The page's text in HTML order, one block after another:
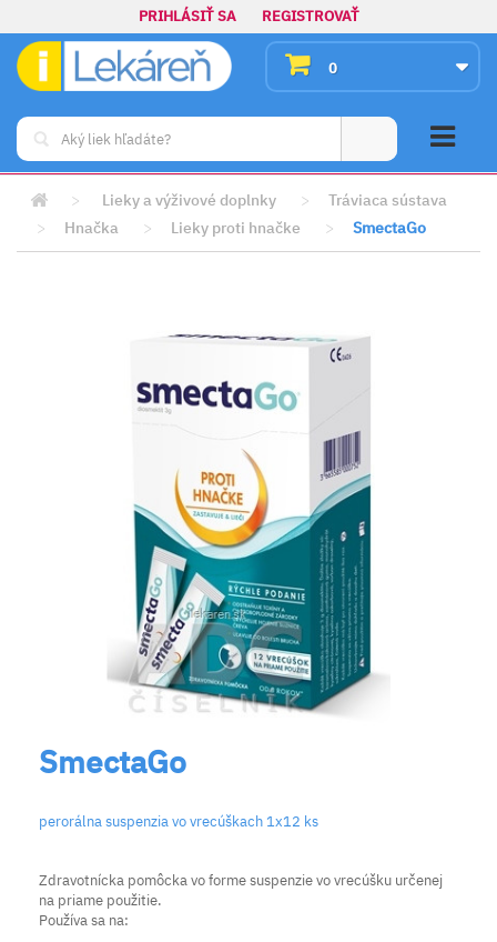
PRIHLÁSIŤ SA REGISTROVAŤ
0
> Lieky a výživové doplnky >
Tráviaca sústava
>
Hnačka > Lieky proti hnačke > SmectaGo
SmectaGo
perorálna suspenzia vo vrecúškach 1x12 ks
Zdravotnícka pomôcka vo forme suspenzie vo vrecúšku určenej
na priame použitie.
Používa sa na: